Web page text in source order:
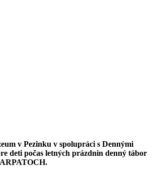
v Pezinku v spolupráci s Dennými
deti počas letných prázdnin denný tábor